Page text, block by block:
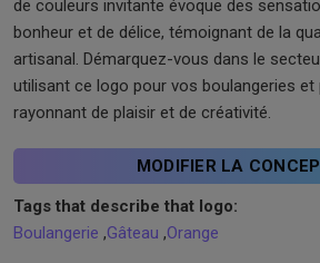
de couleurs invitante évoque des
bonheur et de délice, témoignant de la
artisanal. Démarquez-vous dans le
utilisant ce logo pour vos boulangeries et
rayonnant de plaisir et de créativité.
MODIFIER LA
Tags that describe that logo:
Boulangerie ,Gâteau ,Orange